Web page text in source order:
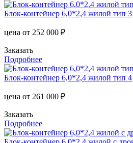
Блок-контейнер 6,0*2,4 жилой тип 3
цена от 252 000 ₽
Заказать
Подробнее
Блок-контейнер 6,0*2,4 жилой тип 4
цена от 261 000 ₽
Заказать
Подробнее